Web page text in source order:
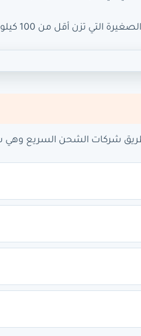
من الأفضل استخدام خدمة الشحن السريع.
شركات الشحن السريع وهي